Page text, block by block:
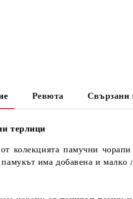
Ревюта Свързани
терлици
колекцията памучни
има добавена и малко